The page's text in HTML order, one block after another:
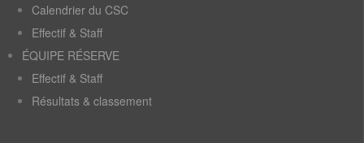
Calendrier du CSC
Effectif & Staff
ÉQUIPE RÉSERVE
Effectif & Staff
Résultats & classement